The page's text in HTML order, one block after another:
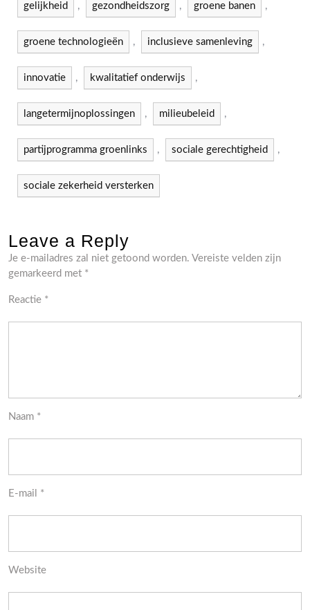
gelijkheid , gezondheidszorg , groene banen ,
groene technologieën , inclusieve samenleving ,
innovatie , kwalitatief onderwijs ,
langetermijnoplossingen , milieubeleid ,
partijprogramma groenlinks , sociale gerechtigheid ,
sociale zekerheid versterken
Leave a Reply
Je e-mailadres zal niet getoond worden. Vereiste velden zijn
gemarkeerd met *
Reactie *
Naam *
E-mail *
Website